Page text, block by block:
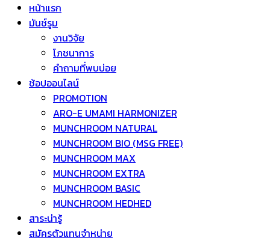
หน้าแรก
มันช์รูม
งานวิจัย
โภชนาการ
คำถามที่พบบ่อย
ช้อปออนไลน์
PROMOTION
ARO-E UMAMI HARMONIZER
MUNCHROOM NATURAL
MUNCHROOM BIO (MSG FREE)
MUNCHROOM MAX
MUNCHROOM EXTRA
MUNCHROOM BASIC
MUNCHROOM HEDHED
สาระน่ารู้
สมัครตัวแทนจำหน่าย